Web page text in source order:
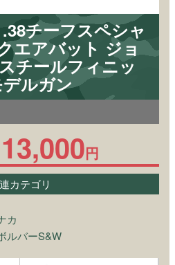
チーフスペシャ
エアバット ジョ
チールフィニッ
ルガン
13,000円
カテゴリ
カ
ルバーS&W